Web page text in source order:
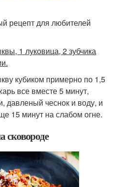
рецепт для любителей
1 луковица, 2 зубчика
кубиком примерно по 1,5
все вместе 5 минут,
давленый чеснок и воду, и
15 минут на слабом огне.
сковороде